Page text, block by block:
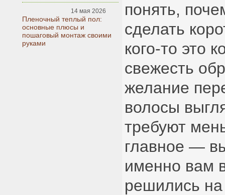
14 мая 2026
Пленочный теплый пол:
основные плюсы и
пошаговый монтаж своими
руками
понять,
сделать
кого-то это
свежесть
желание
волосы
требуют
главное —
именно вам
решились на